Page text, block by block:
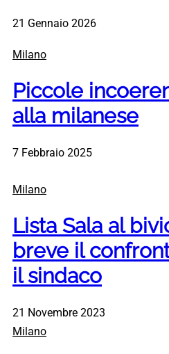
21 Gennaio 2026
Milano
Piccole
alla milanese
7 Febbraio 2025
Milano
Lista Sala al
breve il
il sindaco
21 Novembre 2023
Milano